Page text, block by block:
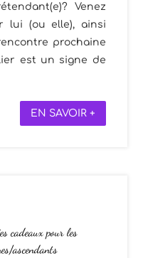
Venez
lui (ou elle), ainsi
prochaine
est un signe de
EN SAVOIR +
cadeaux pour les
ascendants